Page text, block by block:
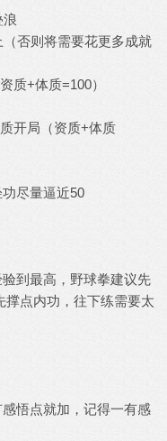
浪
否则将需要花更多成就
质+体质=100）
开局（资质+体质
尽量逼近50
到最高，野球拳建议先
撑点内功，往下练需要太
悟点就加，记得一有感